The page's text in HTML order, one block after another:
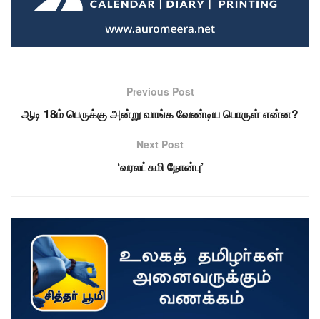
Previous Post
ஆடி 18ம் பெருக்கு அன்று வாங்க வேண்டிய பொருள் என்ன?
Next Post
‘வரலட்சுமி நோன்பு’